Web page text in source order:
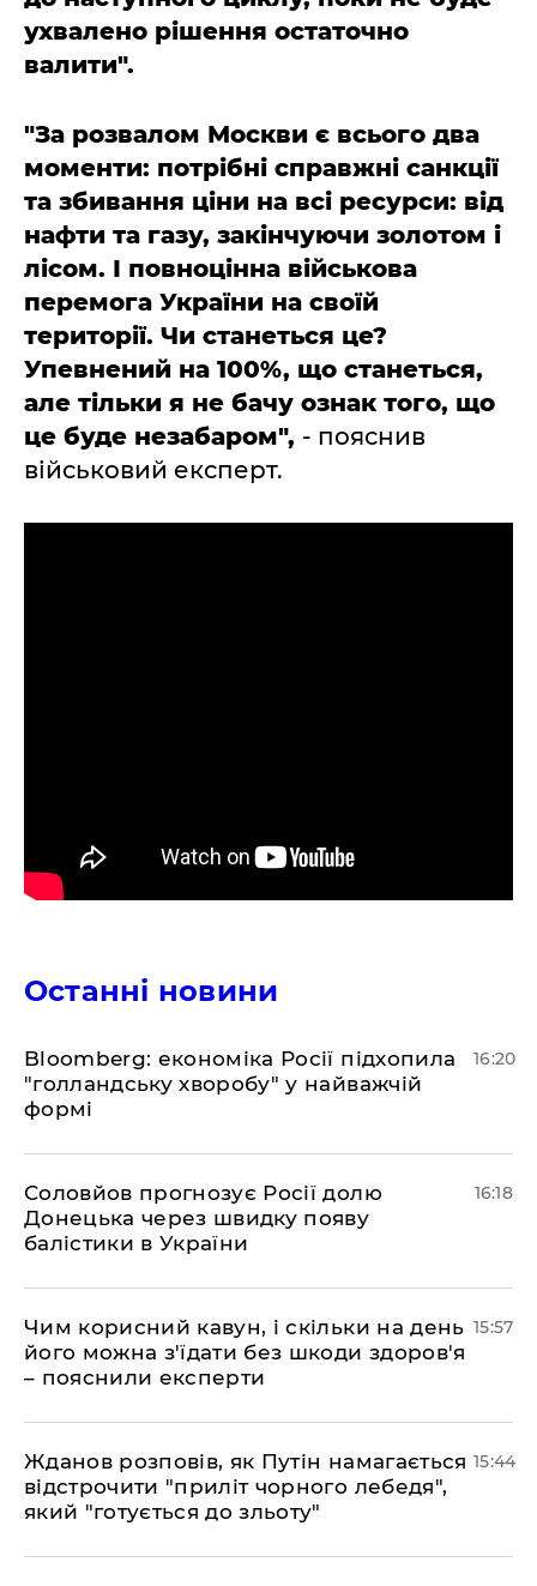
ухвалено рішення остаточно
валити".
"За розвалом Москви є всього два
моменти: потрібні справжні санкції
та збивання ціни на всі ресурси: від
нафти та газу, закінчуючи золотом і
лісом. І повноцінна військова
перемога України на своїй
території. Чи станеться це?
Упевнений на 100%, що станеться,
але тільки я не бачу ознак того, що
це буде незабаром", - пояснив
військовий експерт.
Останні новини
Bloomberg: економіка Росії підхопила
"голландську хворобу" у найважчій
формі
16:20
Соловйов прогнозує Росії долю
Донецька через швидку появу
балістики в України
16:18
Чим корисний кавун, і скільки на день
його можна з'їдати без шкоди здоров'я
– пояснили експерти
15:57
Жданов розповів, як Путін намагається
відстрочити "приліт чорного лебедя",
який "готується до зльоту"
15:44